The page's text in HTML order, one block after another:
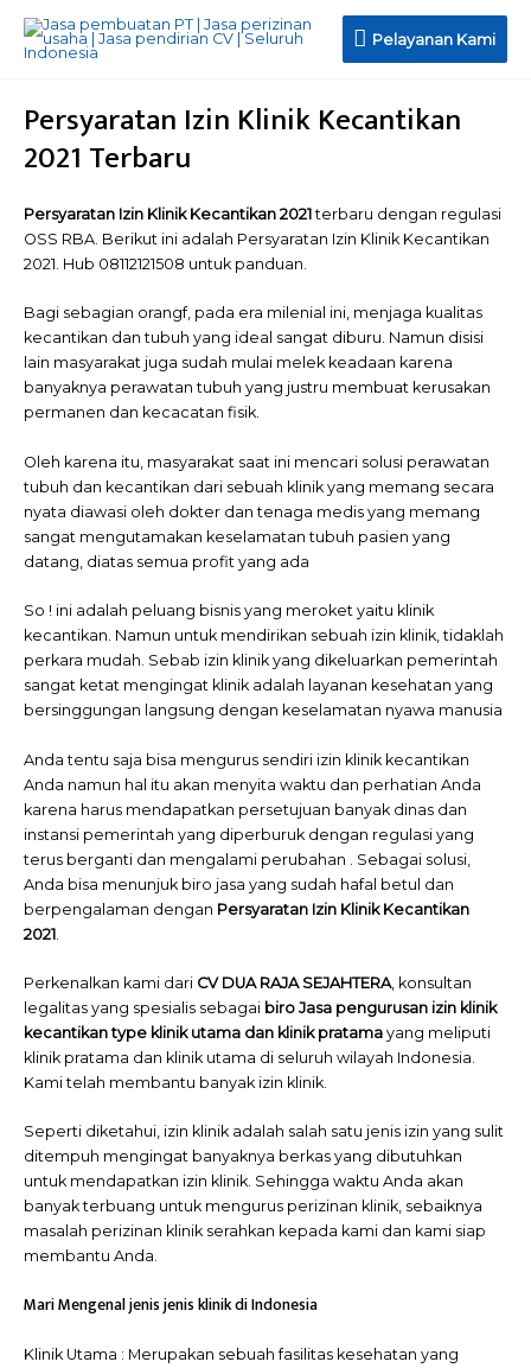
Pelayanan
Pelayanan Kami
Persyaratan Izin Klinik Kecantikan
2021 Terbaru
Persyaratan Izin Klinik Kecantikan 2021terbaru dengan regulasi
OSS RBA. Berikut ini adalah Persyaratan Izin Klinik Kecantikan
2021. Hub 08112121508 untuk panduan.
Bagi sebagian orangf, pada era milenial ini, menjaga kualitas
kecantikan dan tubuh yang ideal sangat diburu. Namun disisi
lain masyarakat juga sudah mulai melek keadaan karena
banyaknya perawatan tubuh yang justru membuat kerusakan
permanen dan kecacatan fisik.
Oleh karena itu, masyarakat saat ini mencari solusi perawatan
tubuh dan kecantikan dari sebuah klinik yang memang secara
nyata diawasi oleh dokter dan tenaga medis yang memang
sangat mengutamakan keselamatan tubuh pasien yang
datang, diatas semua profit yang ada
So ! ini adalah peluang bisnis yang meroket yaitu klinik
kecantikan. Namun untuk mendirikan sebuah izin klinik, tidaklah
perkara mudah. Sebab izin klinik yang dikeluarkan pemerintah
sangat ketat mengingat klinik adalah layanan kesehatan yang
bersinggungan langsung dengan keselamatan nyawa manusia
Anda tentu saja bisa mengurus sendiri izin klinik kecantikan
Anda namun hal itu akan menyita waktu dan perhatian Anda
karena harus mendapatkan persetujuan banyak dinas dan
instansi pemerintah yang diperburuk dengan regulasi yang
terus berganti dan mengalami perubahan . Sebagai solusi,
Anda bisa menunjuk biro jasa yang sudah hafal betul dan
berpengalaman dengan Persyaratan Izin Klinik Kecantikan
2021
Perkenalkan kami dari CV DUA RAJA SEJAHTERA, konsultan
legalitas yang spesialis sebagai biro Jasa pengurusan izin klinik
kecantikan type klinik utama dan klinik pratama yang meliputi
klinik pratama dan klinik utama di seluruh wilayah Indonesia.
Kami telah membantu banyak izin klinik.
Seperti diketahui, izin klinik adalah salah satu jenis izin yang sulit
ditempuh mengingat banyaknya berkas yang dibutuhkan
untuk mendapatkan izin klinik. Sehingga waktu Anda akan
banyak terbuang untuk mengurus perizinan klinik, sebaiknya
masalah perizinan klinik serahkan kepada kami dan kami siap
membantu Anda.
Mari Mengenal jenis jenis klinik di Indonesia
Klinik Utama : Merupakan sebuah fasilitas kesehatan yang